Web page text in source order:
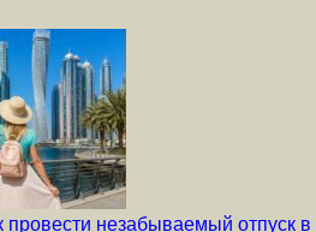
незабываемый отпуск в